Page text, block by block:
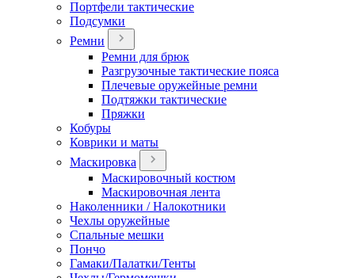
Портфели тактические
Подсумки
Ремни
Ремни для брюк
Разгрузочные тактические пояса
Плечевые оружейные ремни
Подтяжки тактические
Пряжки
Кобуры
Коврики и маты
Маскировка
Маскировочный костюм
Маскировочная лента
Наколенники / Налокотники
Чехлы оружейные
Спальные мешки
Пончо
Гамаки/Палатки/Тенты